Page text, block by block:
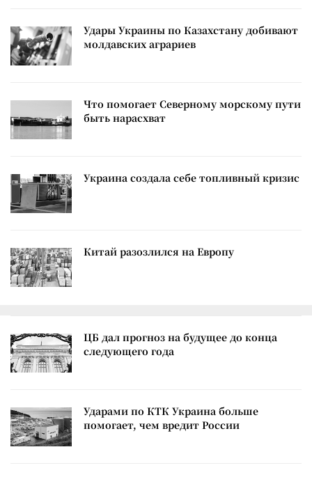
Удары Украины по Казахстану добивают
молдавских аграриев
Что помогает Северному морскому пути
быть нарасхват
Украина создала себе топливный кризис
Китай разозлился на Европу
ЦБ дал прогноз на будущее до конца
следующего года
Ударами по КТК Украина больше
помогает, чем вредит России